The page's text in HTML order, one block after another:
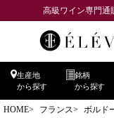
高級ワイン専門通
生産地
から探す
銘柄
から探す
HOME フランス ボルド